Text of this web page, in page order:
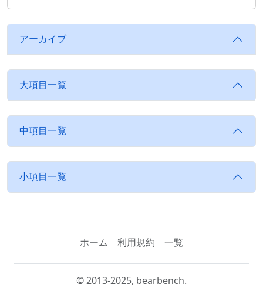
アーカイブ
大項目一覧
中項目一覧
小項目一覧
ホーム 利用規約 一覧
© 2013-2025, bearbench.